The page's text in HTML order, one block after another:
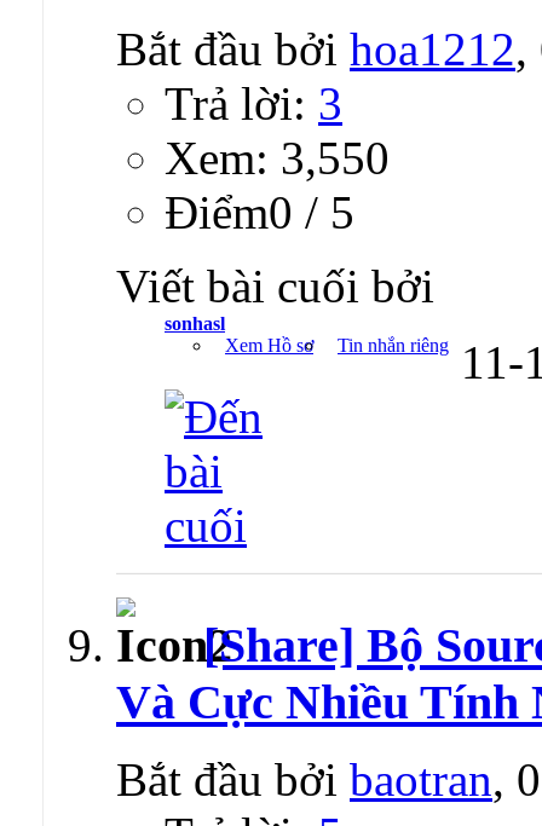
Bắt đầu bởi hoa1212,
Trả lời: 3
Xem: 3,550
Ðiểm0 / 5
Viết bài cuối bởi
sonhasl
Xem Hồ sơ
Tin nhắn riêng 11-
[Share] Bộ
Và Cực Nhiều Tính
Bắt đầu bởi baotran,